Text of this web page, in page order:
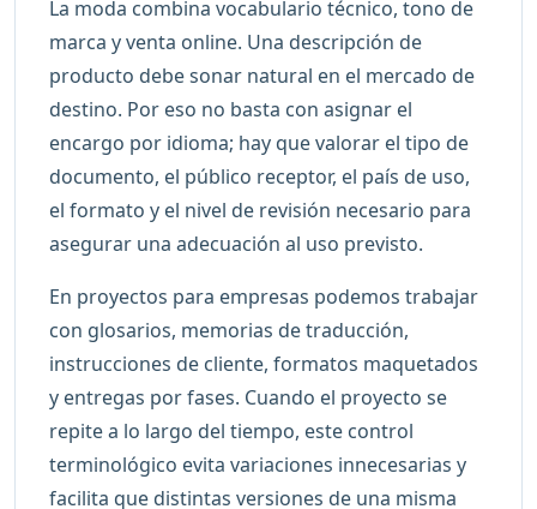
La moda combina vocabulario técnico, tono de
marca y venta online. Una descripción de
producto debe sonar natural en el mercado de
destino. Por eso no basta con asignar el
encargo por idioma; hay que valorar el tipo de
documento, el público receptor, el país de uso,
el formato y el nivel de revisión necesario para
asegurar una adecuación al uso previsto.
En proyectos para empresas podemos trabajar
con glosarios, memorias de traducción,
instrucciones de cliente, formatos maquetados
y entregas por fases. Cuando el proyecto se
repite a lo largo del tiempo, este control
terminológico evita variaciones innecesarias y
facilita que distintas versiones de una misma